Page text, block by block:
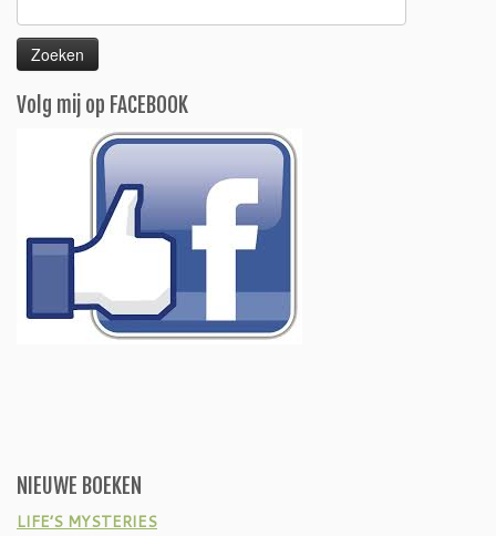
naar:
Volg mij op FACEBOOK
NIEUWE BOEKEN
LIFE’S MYSTERIES